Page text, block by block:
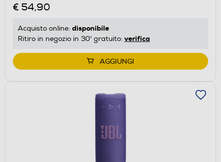
€ 54,90
Acquisto online: disponibile
Ritiro in negozio in 30' gratuito: verifica
AGGIUNGI